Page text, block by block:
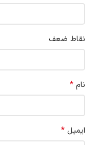
نقاط ضعف
نام *
ایمیل *